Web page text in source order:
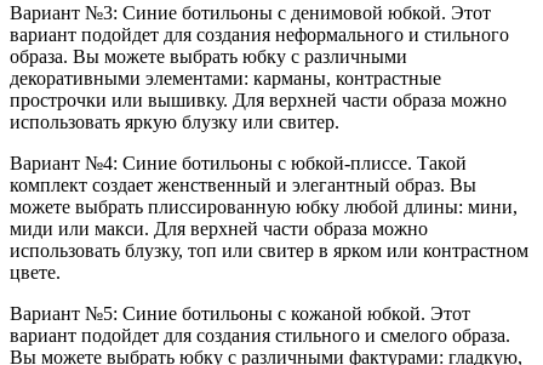
Вариант №3: Синие ботильоны с денимовой юбкой. Этот
вариант подойдет для создания неформального и стильного
образа. Вы можете выбрать юбку с различными
декоративными элементами: карманы, контрастные
прострочки или вышивку. Для верхней части образа можно
использовать яркую блузку или свитер.
Вариант №4: Синие ботильоны с юбкой-плиссе. Такой
комплект создает женственный и элегантный образ. Вы
можете выбрать плиссированную юбку любой длины: мини,
миди или макси. Для верхней части образа можно
использовать блузку, топ или свитер в ярком или контрастном
цвете.
Вариант №5: Синие ботильоны с кожаной юбкой. Этот
вариант подойдет для создания стильного и смелого образа.
Вы можете выбрать юбку с различными фактурами: гладкую,